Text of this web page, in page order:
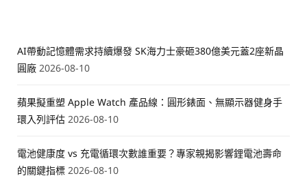
AI帶動記憶體需求持續爆發 SK海力士豪砸380億美元蓋2座新晶
圓廠 2026-08-10
蘋果擬重塑 Apple Watch 產品線：圓形錶面、無顯示器健身手
環入列評估 2026-08-10
電池健康度 vs 充電循環次數誰重要？專家親揭影響鋰電池壽命
的關鍵指標 2026-08-10